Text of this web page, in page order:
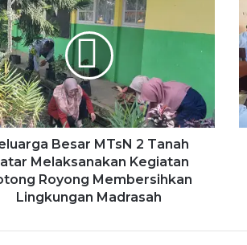
Besar MTsN 2 Tanah
Melaksanakan Kegiatan
Royong Membersihkan
Lingkungan Madrasah